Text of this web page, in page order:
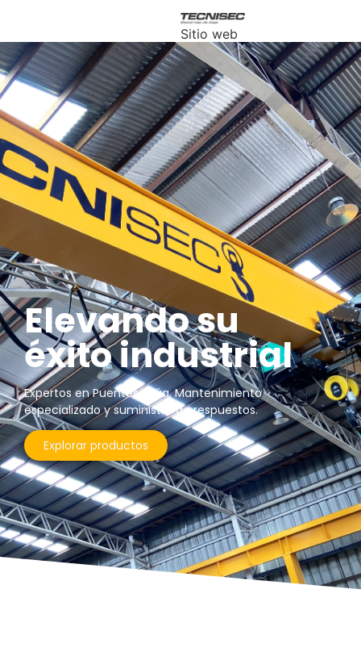
Sitio web
TECNISEC
Sistemas
de Izaje
SPA.
Elevando su
éxito industrial
Expertos en Puentes Grúa, Mantenimiento
especializado y suministro de respuestos.
Explorar productos